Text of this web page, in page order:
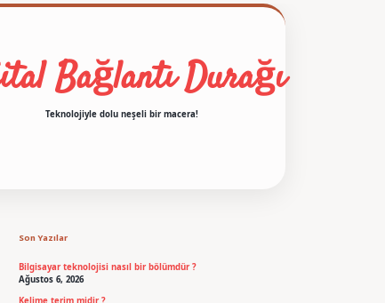
Bağlantı Durağı
Teknolojiyle dolu neşeli bir macera!
Son Yazılar
Bilgisayar teknolojisi nasıl bir bölümdür ?
Ağustos 6, 2026
Kelime terim midir ?